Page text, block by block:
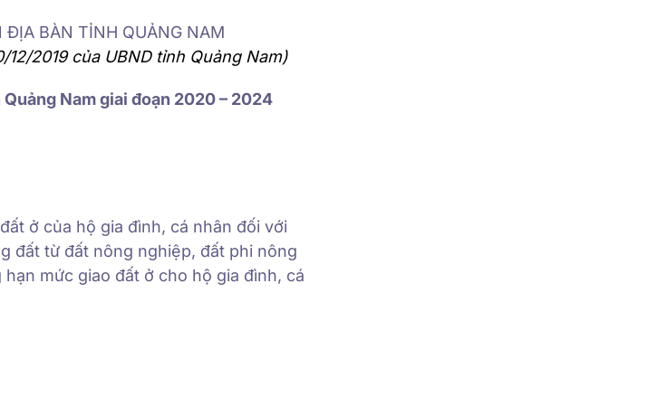
BÀN TỈNH QUẢNG NAM
2019 của UBND tỉnh Quảng Nam)
Nam giai đoạn 2020 – 2024
ở của hộ gia đình, cá nhân đối với
đất từ đất nông nghiệp, đất phi nông
mức giao đất ở cho hộ gia đình, cá